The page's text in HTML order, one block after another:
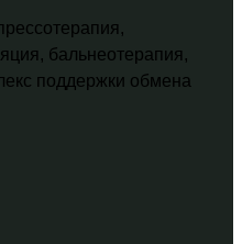
бальнеотерапия,
поддержки обмена